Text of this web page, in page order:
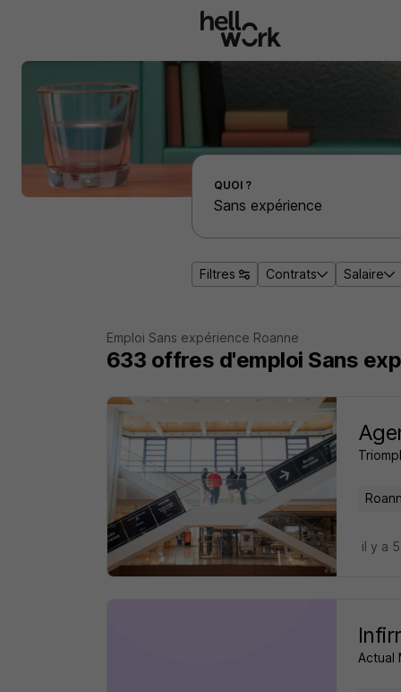
Effectuer une recherche d'emploi par localité
QUOI ?
Filtres Contrats Salaire
Emploi Sans expérience Roanne
633 offres d'emploi Sans
il y a
Actual